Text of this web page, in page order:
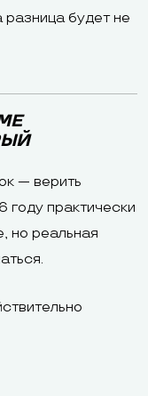
разница будет не
— верить
году практически
но реальная